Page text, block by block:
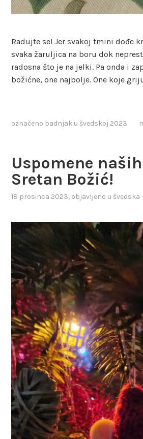
Radujte se! Jer svakoj tmini dođe
svaka žaruljica na boru dok
radosna što je na jelki. Pa onda i
božićne, one najbolje. One koje
označeno badnjak u švedskoj 2023
Uspomene
Sretan Božić!
18 prosinca 2023, objavljeno u švedska